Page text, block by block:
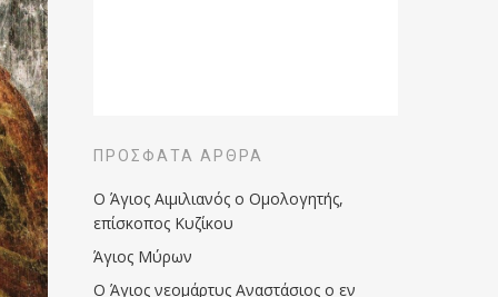
ΠΡΌΣΦΑΤΑ ΆΡΘΡΑ
Ο Άγιος Αιμιλιανός ο Ομολογητής,
επίσκοπος Κυζίκου
Άγιος Μύρων
Ο Άγιος νεομάρτυς Αναστάσιος ο εν